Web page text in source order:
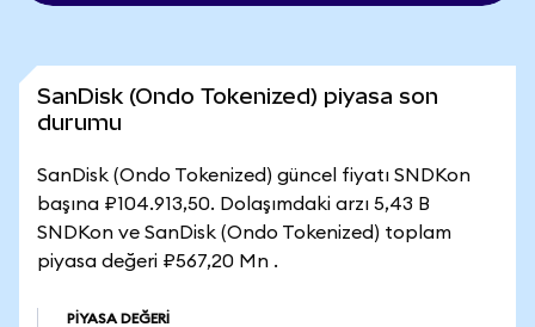
SanDisk (Ondo Tokenized) piyasa son
durumu
SanDisk (Ondo Tokenized) güncel fiyatı SNDKon
başına ₽104.913,50. Dolaşımdaki arzı 5,43 B
SNDKon ve SanDisk (Ondo Tokenized) toplam
piyasa değeri ₽567,20 Mn .
PIYASA DEĞERI